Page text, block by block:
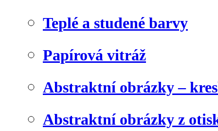
Teplé a studené barvy
Papírová vitráž
Abstraktní obrázky –
Abstraktní obrázky z